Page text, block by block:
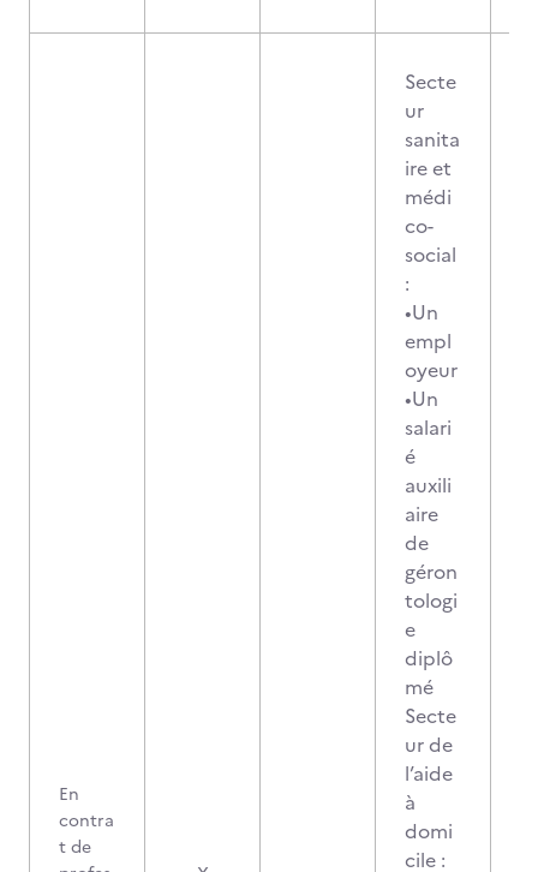
En
contra
t de
Secte
ur
sanita
ire et
médi
co-
social
:
•Un
empl
oyeur
•Un
salari
é
auxili
aire
de
géron
tologi
e
diplô
mé
Secte
ur de
l’aide
à
domi
cile :